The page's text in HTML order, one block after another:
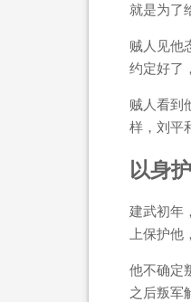
就是为了
贼人见他
约定好了
贼人看到
样，刘平
以身
建武初年
上保护他
他不确定
之后叛军